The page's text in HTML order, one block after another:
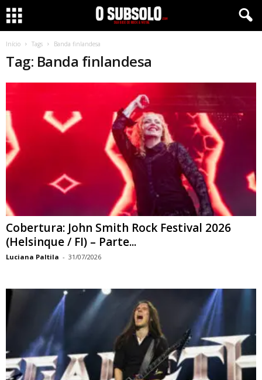
Início Tags Banda finlandesa
Tag: Banda finlandesa
Cobertura: John Smith Rock Festival 2026
(Helsinque / FI) – Parte...
Luciana Paltila - 31/07/2026